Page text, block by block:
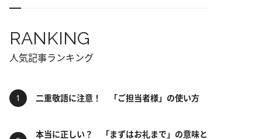
RANKING
人気記事ランキング
二重敬語に注意！ 「ご担当者様」の使い方
本当に正しい？ 「まずはお礼まで」の意味と